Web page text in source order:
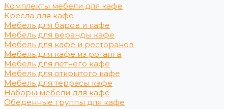
Комплекты мебели для кафе
Кресла для кафе
Мебель для баров и кафе
Мебель для веранды кафе
Мебель для кафе и ресторанов
Мебель для кафе из ротанга
Мебель для летнего кафе
Мебель для открытого кафе
Мебель для террасы кафе
Наборы мебели для кафе
Обеденные группы для кафе